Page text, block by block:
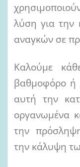
λύση για την
αναγκών σε
Καλούμε
βαθμοφόρο ή
αυτή την
οργανωμένα
την
την κάλυψη